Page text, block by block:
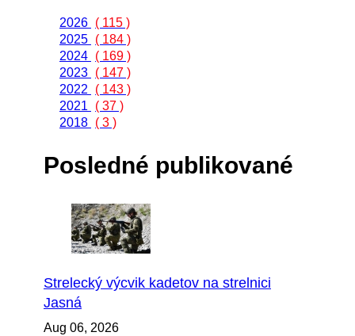
2026 ( 115 )
2025 ( 184 )
2024 ( 169 )
2023 ( 147 )
2022
( 143 )
2021
( 37 )
2018 ( 3 )
Posledné publikované
Strelecký výcvik kadetov na strelnici
Jasná
Aug 06, 2026